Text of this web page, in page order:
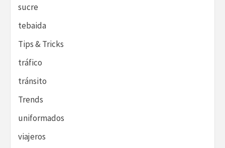
sucre
tebaida
Tips & Tricks
tráfico
tránsito
Trends
uniformados
viajeros